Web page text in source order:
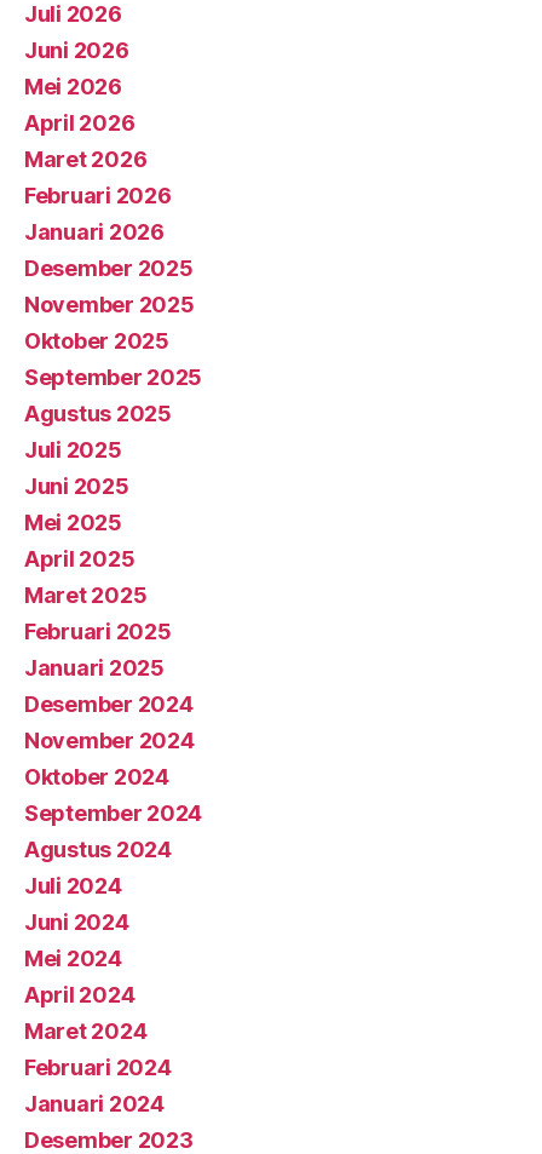
Juli 2026
Juni 2026
Mei 2026
April 2026
Maret 2026
Februari 2026
Januari 2026
Desember 2025
November 2025
Oktober 2025
September 2025
Agustus 2025
Juli 2025
Juni 2025
Mei 2025
April 2025
Maret 2025
Februari 2025
Januari 2025
Desember 2024
November 2024
Oktober 2024
September 2024
Agustus 2024
Juli 2024
Juni 2024
Mei 2024
April 2024
Maret 2024
Februari 2024
Januari 2024
Desember 2023